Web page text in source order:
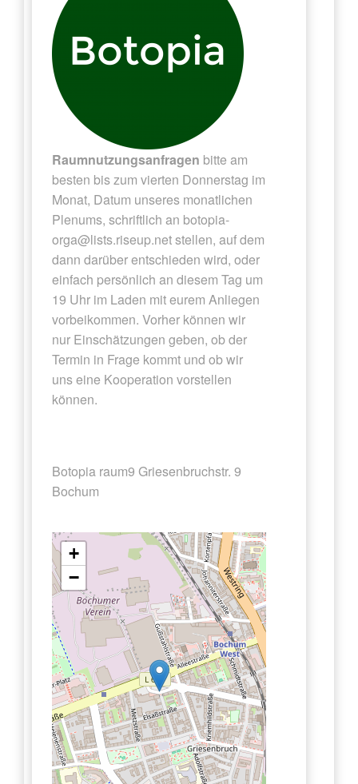
Raumnutzungsanfragen bitte am
besten bis zum vierten Donnerstag im
Monat, Datum unseres monatlichen
Plenums, schriftlich an botopia-
orga@lists.riseup.netstellen, auf dem
dann darüber entschieden wird, oder
einfach persönlich an diesem Tag um
19 Uhr im Laden mit eurem Anliegen
vorbeikommen. Vorher können wir
nur Einschätzungen geben, ob der
Termin in Frage kommt und ob wir
uns eine Kooperation vorstellen
können.
Botopia raum9 Griesenbruchstr. 9
Bochum
+
−